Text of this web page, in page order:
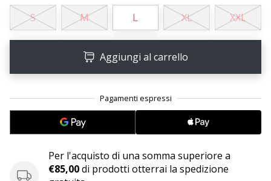
vale
la…
•
Diventa
brand
ambassador
WePlayHandball
S M L XL XXL
Aggiungi al carrello
Per l'acquisto di una somma superiore a
€85,00di prodotti otterrai la spedizione